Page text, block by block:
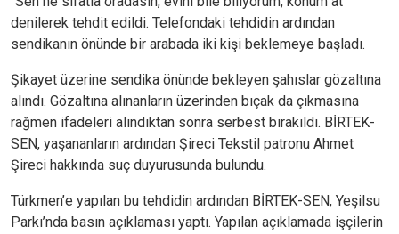
denilerek tehdit edildi. Telefondaki tehdidin ardından
sendikanın önünde bir arabada iki kişi beklemeye başladı.
Şikayet üzerine sendika önünde bekleyen şahıslar gözaltına
alındı. Gözaltına alınanların üzerinden bıçak da çıkmasına
rağmen ifadeleri alındıktan sonra serbest bırakıldı. BİRTEK-
SEN, yaşananların ardından Şireci Tekstil patronu Ahmet
Şireci hakkında suç duyurusunda bulundu.
Türkmen’e yapılan bu tehdidin ardından BİRTEK-SEN, Yeşilsu
Parkı’nda basın açıklaması yaptı. Yapılan açıklamada işçilerin